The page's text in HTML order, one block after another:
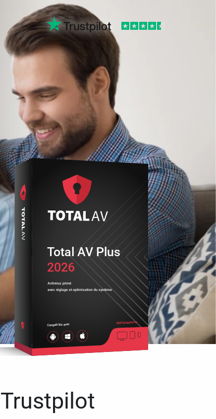
2026
Antivirus primé
avec réglage et optimisation du système
Compatible avec Multiplateforme
Total AV Plus